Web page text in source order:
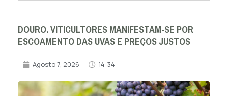
DOURO. VITICULTORES MANIFESTAM-SE POR
ESCOAMENTO DAS UVAS E PREÇOS JUSTOS
Agosto 7, 2026 14:34